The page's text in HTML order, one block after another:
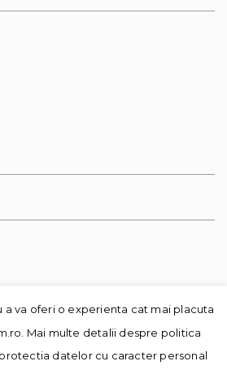
a va oferi o experienta cat mai placuta
Mai multe detalii despre politica
datelor cu caracter personal